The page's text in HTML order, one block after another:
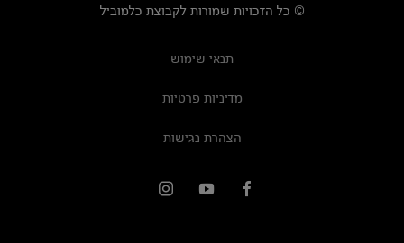
© כל הזכויות שמורות לקבוצת כלמוביל
תנאי שימוש
מדיניות פרטיות
הצהרת נגישות